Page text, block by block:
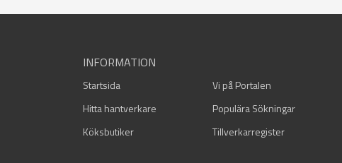
INFORMATION
Startsida Vi på Portalen
Hitta hantverkare
Populära Sökningar
Köksbutiker
Tillverkarregister